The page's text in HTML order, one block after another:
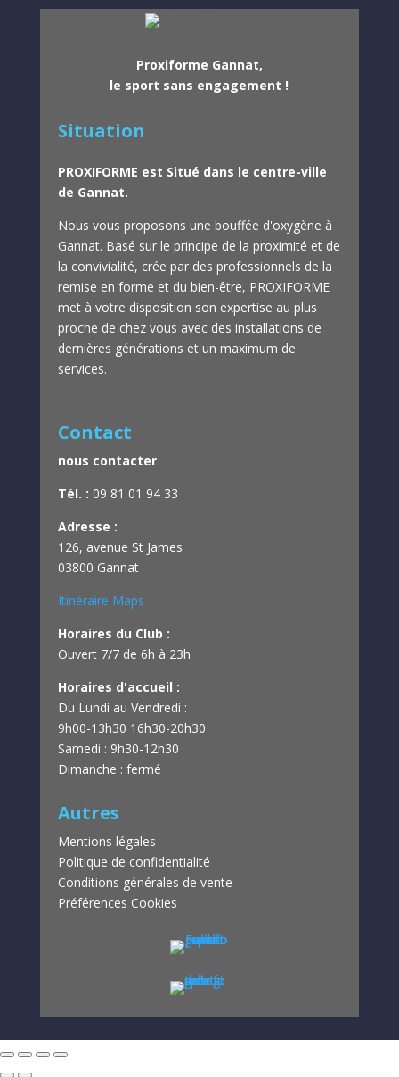
Proxiforme Gannat,
le sport sans engagement !
Situation
PROXIFORME est Situé dans le centre-ville
de Gannat.
Nous vous proposons une bouffée d'oxygène à
Gannat. Basé sur le principe de la proximité et de
la convivialité, crée par des professionnels de la
remise en forme et du bien-être, PROXIFORME
met à votre disposition son expertise au plus
proche de chez vous avec des installations de
dernières générations et un maximum de
services.
Contact
nous contacter
Tél. : 09 81 01 94 33
Adresse :
126, avenue St James
03800 Gannat
Itinéraire Maps
Horaires du Club :
Ouvert 7/7 de 6h à 23h
Horaires d'accueil :
Du Lundi au Vendredi :
9h00-13h30 16h30-20h30
Samedi : 9h30-12h30
Dimanche : fermé
Autres
Mentions légales
Politique de confidentialité
Conditions générales de vente
Préférences Cookies